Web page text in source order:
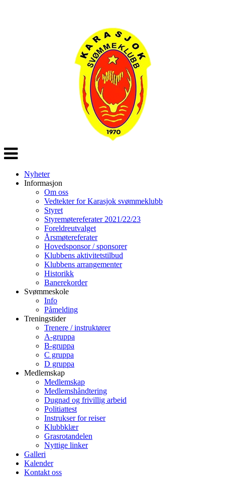
Veksle
navigasjon
Nyheter
Informasjon
Om oss
Vedtekter for Karasjok svømmeklubb
Styret
Styremøtereferater 2021/22/23
Foreldreutvalget
Årsmøtereferater
Hovedsponsor / sponsorer
Klubbens aktivitetstilbud
Klubbens arrangementer
Historikk
Banerekorder
Svømmeskole
Info
Påmelding
Treningstider
Trenere / instruktører
A-gruppa
B-gruppa
C gruppa
D gruppa
Medlemskap
Medlemskap
Medlemshåndtering
Dugnad og frivillig arbeid
Politiattest
Instrukser for reiser
Klubbklær
Grasrotandelen
Nyttige linker
Galleri
Kalender
Kontakt oss